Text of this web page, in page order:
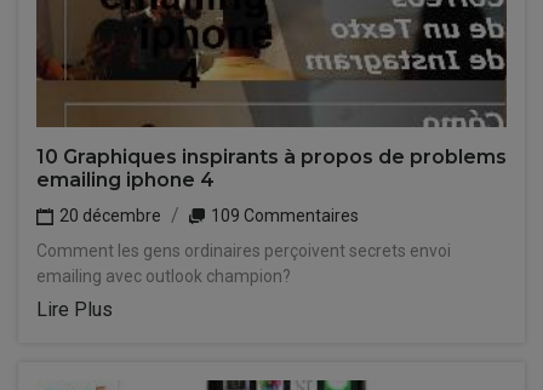
10 Graphiques inspirants à propos de problems
emailing iphone 4
20 décembre
109 Commentaires
Comment les gens ordinaires perçoivent secrets envoi
emailing avec outlook champion?
Lire Plus